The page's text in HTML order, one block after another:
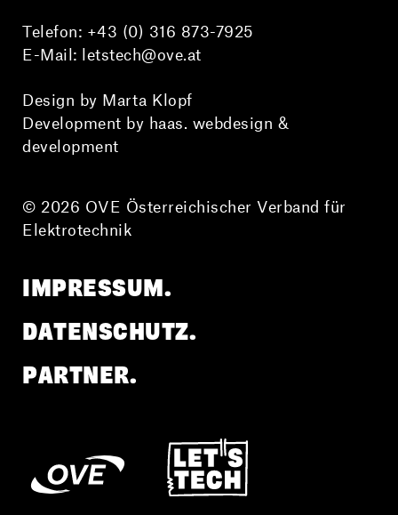
Telefon: +43 (0) 316 873-7925
E-Mail: letstech@ove.at
Design by Marta Klopf
Development by haas. webdesign &
development
© 2026 OVE Österreichischer Verband für
Elektrotechnik
IMPRESSUM.
DATENSCHUTZ.
PARTNER.